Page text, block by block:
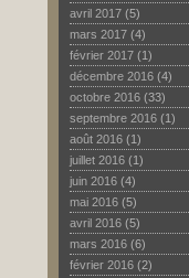
avril 2017 (5)
mars 2017 (4)
février 2017 (1)
décembre 2016 (4)
octobre 2016 (33)
septembre 2016 (1)
août 2016 (1)
juillet 2016 (1)
juin 2016 (4)
mai 2016 (5)
avril 2016 (5)
mars 2016 (6)
février 2016 (2)